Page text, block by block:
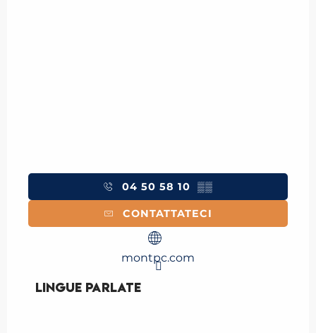
04 50 58 10 ▒▒
CONTATTATECI
montpc.com
Lingue parlate
Lingue parlate